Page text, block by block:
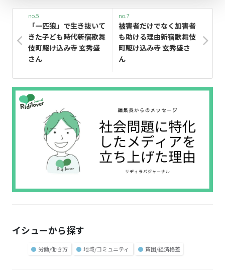
no.5
「一匹狼」で生き抜いて
きた子ども時代――新宿歌舞
伎町駆け込み寺 玄秀盛
さん
no.7
被害者だけでなく加害者
も助ける理由――新宿歌舞伎
町駆け込み寺 玄秀盛さ
ん
イシューから探す
● 労働/働き方 ● 地域/コミュニティ ● 貧困/経済格差